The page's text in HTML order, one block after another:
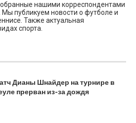
нашими корреспондентами
Мы публикуем новости о футболе и
Также актуальная
спорта.
Дианы Шнайдер на турнире в
прерван из-за дождя